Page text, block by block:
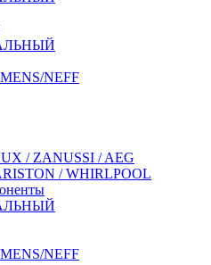
NEFF
/ ZANUSSI / AEG
/ WHIRLPOOL
NEFF